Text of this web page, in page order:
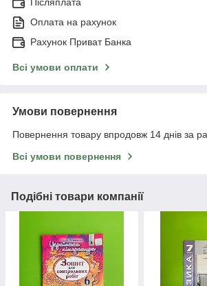
Післяплата
Оплата на рахунок
Рахунок Приват Банка
Всі умови оплати
Умови повернення
Повернення товару впродовж 14 днів за
Всі умови повернення
Подібні товари компанії